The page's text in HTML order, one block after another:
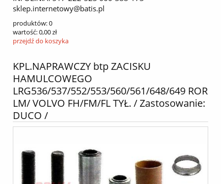
sklep.internetowy@batis.pl
produktów:0
wartość:0,00 zł
przejdź do koszyka
KPL.NAPRAWCZY btp ZACISKU
HAMULCOWEGO
LRG536/537/552/553/560/561/648/649 ROR
LM/ VOLVO FH/FM/FL TYŁ. / Zastosowanie:
DUCO /